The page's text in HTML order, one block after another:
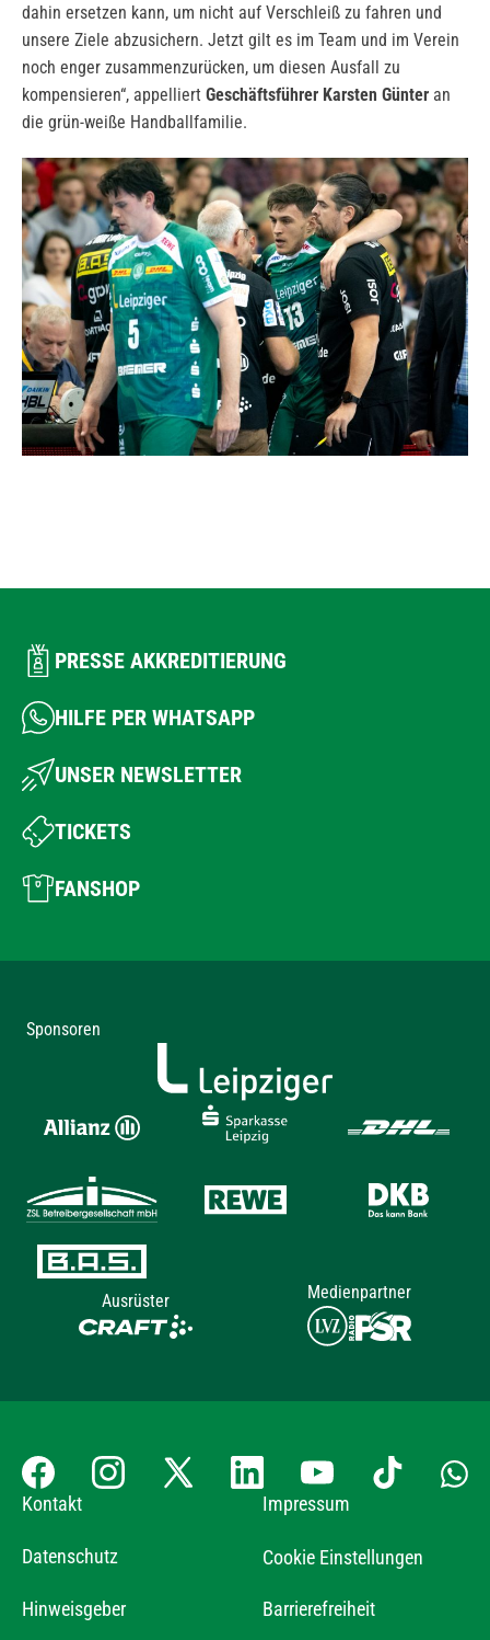
dahin ersetzen kann, um nicht auf Verschleiß zu fahren und
unsere Ziele abzusichern. Jetzt gilt es im Team und im Verein
noch enger zusammenzurücken, um diesen Ausfall zu
kompensieren“, appelliert Geschäftsführer Karsten Günter an
die grün-weiße Handballfamilie.
PRESSE AKKREDITIERUNG
HILFE PER WHATSAPP
UNSER NEWSLETTER
TICKETS
FANSHOP
Sponsoren
Ausrüster Medienpartner
Kontakt Impressum
Datenschutz Cookie Einstellungen
Hinweisgeber Barrierefreiheit